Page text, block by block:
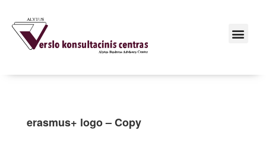
erasmus+ logo – Copy